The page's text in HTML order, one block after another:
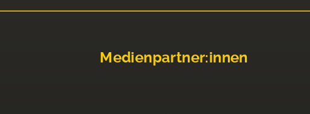
Medienpartner:innen